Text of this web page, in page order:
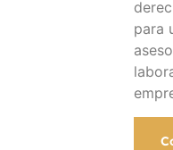
para